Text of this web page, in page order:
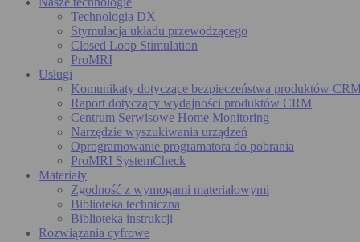
Technologia DX
Stymulacja układu przewodzącego
Closed Loop Stimulation
ProMRI
Usługi
Komunikaty dotyczące bezpieczeństwa produktów
Raport dotyczący wydajności produktów CRM
Centrum Serwisowe Home Monitoring
Narzędzie wyszukiwania urządzeń
Oprogramowanie programatora do pobrania
ProMRI SystemCheck
Materiały
Zgodność z wymogami materiałowymi
Biblioteka techniczna
Biblioteka instrukcji
Rozwiązania cyfrowe